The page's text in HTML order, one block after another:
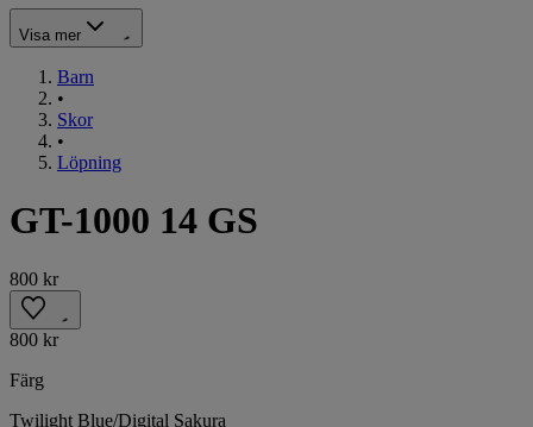
Visa mer
Barn
•
Skor
•
Löpning
GT-1000 14 GS
800 kr
800 kr
Färg
Twilight Blue/Digital Sakura